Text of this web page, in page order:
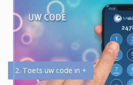
2. Toets uw code in +